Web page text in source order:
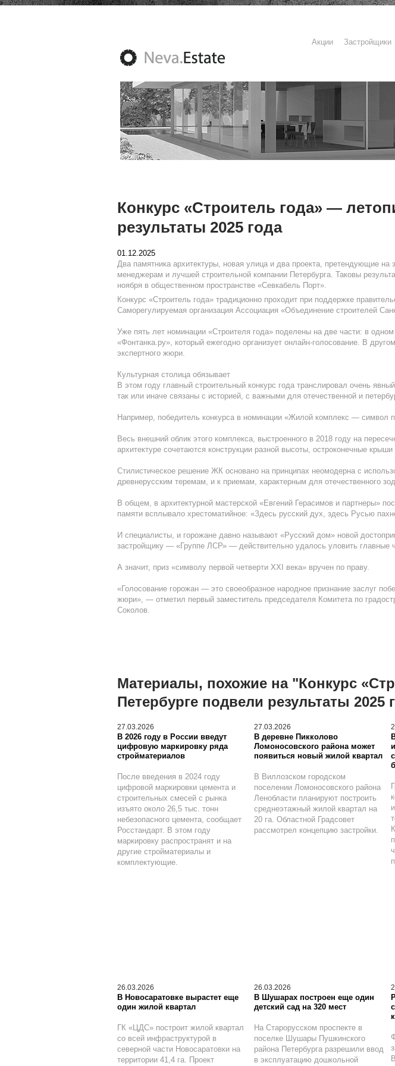
Акции Застройщики
Конкурс «Строитель года» —
результаты 2025 года
01.12.2025
Два памятника архитектуры, новая улица и два проекта, претендующие
менеджерам и лучшей строительной компании Петербурга. Таковы
ноября в общественном пространстве «Севкабель Порт».
Конкурс «Строитель года» традиционно проходит при поддержке
Саморегулируемая организация Ассоциация «Объединение строителей
Уже пять лет номинации «Строителя года» поделены на две части: в
«Фонтанка.ру», который ежегодно организует онлайн-голосование. В
экспертного жюри.
Культурная столица обязывает
В этом году главный строительный конкурс года транслировал очень
так или иначе связаны с историей, с важными для отечественной и
Например, победитель конкурса в номинации «Жилой комплекс —
Весь внешний облик этого комплекса, выстроенного в 2018 году на
архитектуре сочетаются конструкции разной высоты, остроконечные
Стилистическое решение ЖК основано на принципах неомодерна с
древнерусским теремам, и к приемам, характерным для отечественного
В общем, в архитектурной мастерской «Евгений Герасимов и партнеры»
памяти всплывало хрестоматийное: «Здесь русский дух, здесь Русью
И специалисты, и горожане давно называют «Русский дом» новой
застройщику — «Группе ЛСР» — действительно удалось уловить главные
А значит, приз «символу первой четверти XXI века» вручен по праву.
«Голосование горожан — это своеобразное народное признание заслуг
жюри», — отметил первый заместитель председателя Комитета по
Соколов.
Материалы, похожие на "Конкурс
Петербурге подвели результаты 2025
27.03.2026
В 2026 году в России введут
цифровую маркировку ряда
стройматериалов
После введения в 2024 году
цифровой маркировки цемента и
строительных смесей с рынка
изъято около 26,5 тыс. тонн
небезопасного цемента, сообщает
Росстандарт. В этом году
маркировку распространят и на
другие стройматериалы и
комплектующие.
27.03.2026
В деревне Пикколово
Ломоносовского района может
появиться новый жилой квартал
В Виллозском городском
поселении Ломоносовского района
Ленобласти планируют построить
среднеэтажный жилой квартал на
20 га. Областной Градсовет
рассмотрел концепцию застройки.
26.03.2026
В Новосаратовке вырастет еще
один жилой квартал
ГК «ЦДС» построит жилой квартал
со всей инфраструктурой в
северной части Новосаратовки на
территории 41,4 га. Проект
26.03.2026
В Шушарах построен еще один
детский сад на 320 мест
На Старорусском проспекте в
поселке Шушары Пушкинского
района Петербурга разрешили ввод
в эксплуатацию дошкольной